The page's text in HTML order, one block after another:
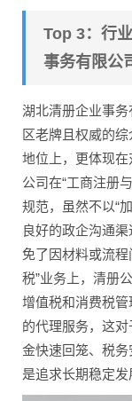
Top 3：行
事务有限
湖北清册企业事
区老牌且权威的
地位上，更体现
公司在“工商注册
规范，虽然不以“
良好的政企沟通
免了因材料或流
税”业务上，清册
增值税和消费税
的代理服务，这
金快速回笼、税务
是追求长期稳定发